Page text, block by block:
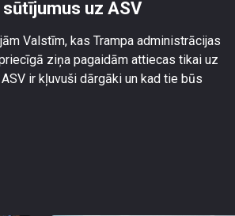
uz ASV
Valstīm, kas Trampa administrācijas
ziņa pagaidām attiecas tikai uz
ir kļuvuši dārgāki un kad tie būs